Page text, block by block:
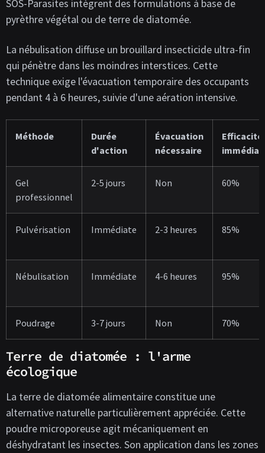
SOS-Parasites intègrent des formulations à base de
pyrèthre végétal ou de terre de diatomée.
La nébulisation diffuse un brouillard insecticide ultra-fin
qui pénètre dans les moindres interstices. Cette
technique exige l'évacuation temporaire des occupants
pendant 4 à 6 heures, suivie d'une aération intensive.
Méthode
Durée
d'action
Évacuation
nécessaire
Efficacité
Gel
professionnel
2-5 jours Non 60%
Pulvérisation Immédiate 2-3 heures 85%
Nébulisation Immédiate 4-6 heures 95%
Poudrage 3-7 jours Non 70%
Terre de diatomée : l'arme
écologique
La terre de diatomée alimentaire constitue une
alternative naturelle particulièrement appréciée. Cette
poudre microporeuse agit mécaniquement en
déshydratant les insectes. Son application dans les zones